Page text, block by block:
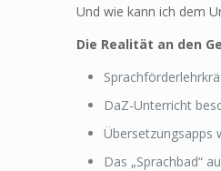
Und wie kann ich dem
Die Realität an den
DaZ-Unterricht
Übersetzungsapps
Das „Sprachbad“